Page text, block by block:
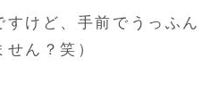
すけど、手前でうっふん
ん？笑）